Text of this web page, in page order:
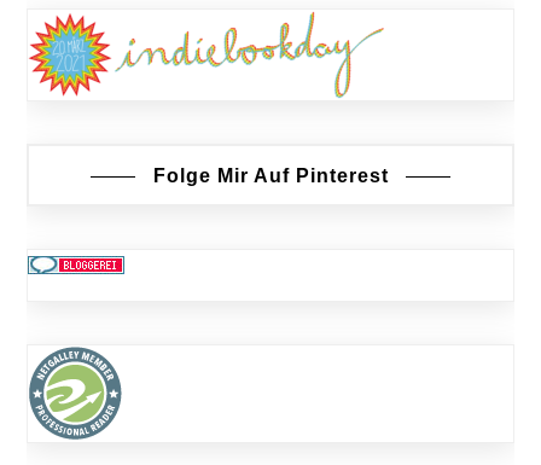
Folge Mir Auf Pinterest